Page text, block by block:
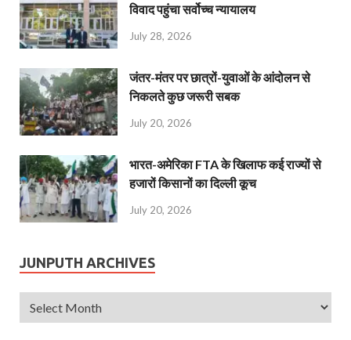
विवाद पहुंचा सर्वोच्च न्यायालय
July 28, 2026
जंतर-मंतर पर छात्रों-युवाओं के आंदोलन से
निकलते कुछ जरूरी सबक
July 20, 2026
भारत-अमेरिका FTA के खिलाफ कई राज्यों से
हजारों किसानों का दिल्ली कूच
July 20, 2026
JUNPUTH ARCHIVES